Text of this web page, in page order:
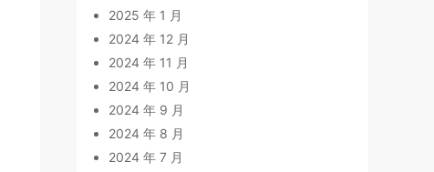
2025 年 1 月
2024 年 12 月
2024 年 11 月
2024 年 10 月
2024 年 9 月
2024 年 8 月
2024 年 7 月